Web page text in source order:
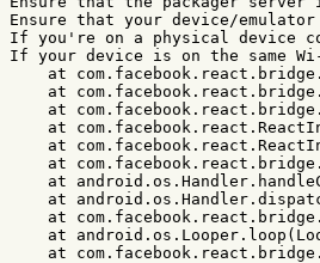
Ensure that your device/
If you're on a physical device
If your device is on the same
at
at
at
at
at
at
at
at
at
at
at